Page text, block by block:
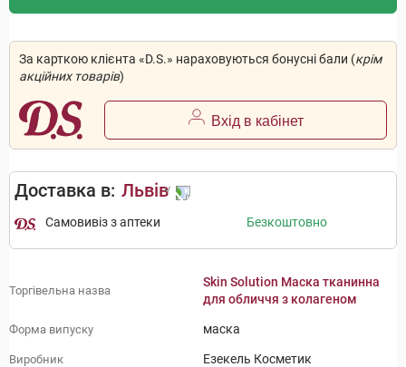
За карткою клієнта «D.S.» нараховуються бонусні бали (крім
акційних товарів)
Вхід в кабінет
Доставка в: Львів
Самовивіз з аптеки Безкоштовно
Торгівельна назва
Skin Solution Маска тканинна
для обличчя з колагеном
Форма випуску маска
Виробник Езекель Косметик